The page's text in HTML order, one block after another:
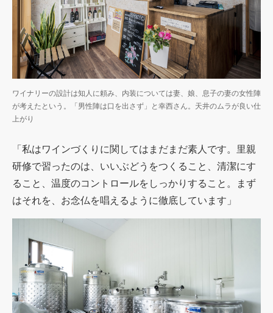
ワイナリーの設計は知人に頼み、内装については妻、娘、息子の妻の女性陣
が考えたという。「男性陣は口を出さず」と幸西さん。天井のムラが良い仕
上がり
「私はワインづくりに関してはまだまだ素人です。里親
研修で習ったのは、いいぶどうをつくること、清潔にす
ること、温度のコントロールをしっかりすること。まず
はそれを、お念仏を唱えるように徹底しています」